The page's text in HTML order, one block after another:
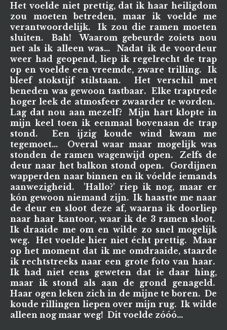
Het voelde niet prettig, dat ik haar heiligdom
zou moeten betreden, maar ik voelde me
verantwoordelijk. Ik zou die ramen moeten
sluiten. Bah! Waarom gebeurde zoiets nou
net als ik alleen was... Nadat ik de voordeur
weer had geopend, liep ik regelrecht de trap
op en voelde een vreemde, zware trilling. Ik
bleef stokstijf stilstaan. Het verschil met
beneden was gewoon tastbaar. Elke traptrede
hoger leek de atmosfeer zwaarder te worden.
Lag dat nou aan mezelf? Mijn hart klopte in
mijn keel toen ik eenmaal bovenaan de trap
stond. Een ijzig koude wind kwam me
tegemoet... Overal waar maar mogelijk was
stonden de ramen wagenwijd open. Zelfs de
deur naar het balkon stond open. Gordijnen
wapperden naar binnen en ik vóelde iemands
aanwezigheid. 'Hallo?' riep ik nog, maar er
kón gewoon niemand zijn. Ik haastte me naar
de deur en sloot deze af, waarna ik doorliep
naar haar kantoor, waar ik de 3 ramen sloot.
Ik draaide me om en wilde zo snel mogelijk
weg. Het voelde hier niet écht prettig. Maar
op het moment dat ik me omdraaide, staarde
ik rechtstreeks naar een grote foto van haar.
Ik had niet eens geweten dat ie daar hing,
maar ik stond als aan de grond genageld.
Haar ogen leken zich in de mijne te boren. De
koude rillingen liepen over mijn rug. Ik wilde
alleen nog maar weg! Dit voelde zóóó...